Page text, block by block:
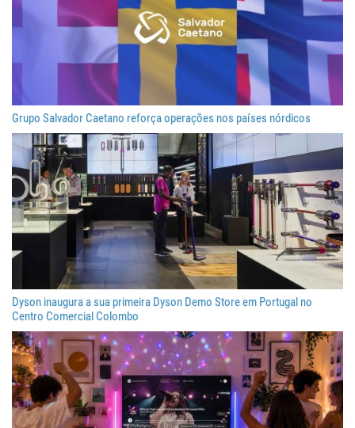
Grupo Salvador Caetano reforça operações nos países nórdicos
Dyson inaugura a sua primeira Dyson Demo Store em Portugal no
Centro Comercial Colombo